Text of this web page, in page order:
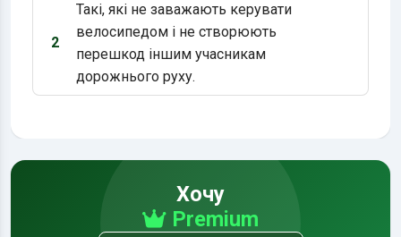
Варіант 2:
2
Такі, які не заважають керувати
велосипедом і не створюють
перешкод іншим учасникам
дорожнього руху.
Хочу
Premium